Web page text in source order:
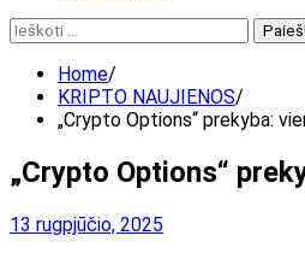
Ieškoti:
Home
KRIPTO NAUJIENOS
„Crypto Options“ prekyba:
„Crypto Options“
13 rugpjūčio, 2025